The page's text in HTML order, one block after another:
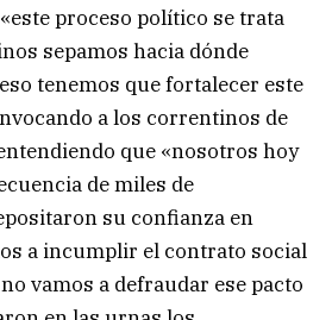
proceso político se trata
sepamos hacia dónde
tenemos que fortalecer este
a los correntinos de
que «nosotros hoy
de miles de
su confianza en
a incumplir el contrato social
vamos a defraudar ese pacto